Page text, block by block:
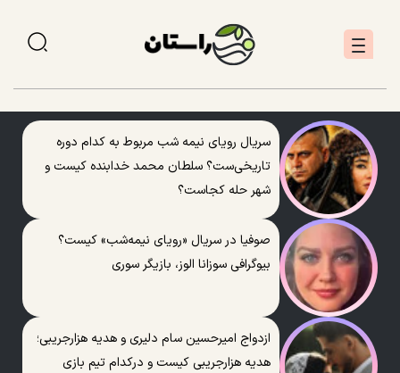
سریال رویای نیمه شب مربوط به کدام دوره
تاریخی‌ست؟ سلطان محمد خدابنده کیست و
شهر حله کجاست؟
صوفیا در سریال «رویای نیمه‌شب» کیست؟
بیوگرافی سوزانا الوز، بازیگر سوری
ازدواج امیرحسین سام دلیری و هدیه هزارجریبی؛
هدیه هزارجریبی کیست و درکدام تیم بازی